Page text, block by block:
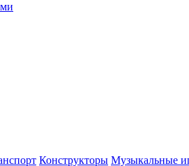
Конструкторы Музыкальные